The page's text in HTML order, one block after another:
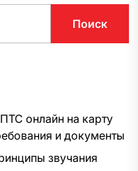
Поиск
онлайн на карту
и документы
звучания